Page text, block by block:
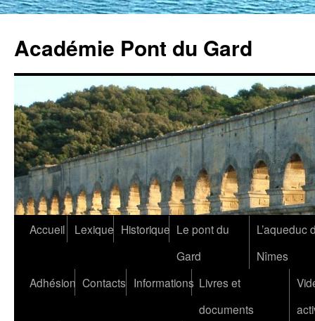
Académie Pont du Gard
Aller
contenu
Accueil Lexique Historique Le pont du
Gard
L’aqueduc
Nîmes
Adhésion Contacts Informations Livres et
documents